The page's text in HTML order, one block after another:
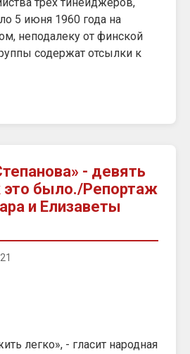
5 июня 1960 года на
неподалеку от финской
содержат отсылки к
- девять
это было./Репортаж
и Елизаветы
легко», - гласит народная